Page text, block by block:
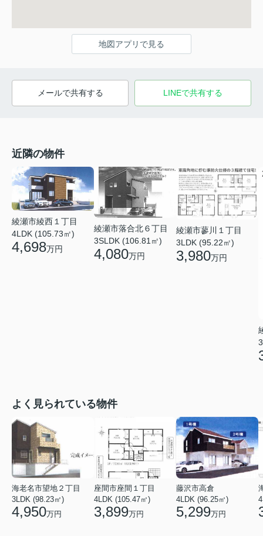
地図アプリで見る
メールで共有する LINEで共有する
近隣の物件
綾瀬市綾西１丁目
4LDK (105.73㎡)
4,698万円
綾瀬市落合北６丁目
3SLDK (106.81㎡)
4,080万円
綾瀬市蓼川１丁目
3LDK (95.22㎡)
3,980万円
よく見られている物件
海老名市望地２丁目
3LDK (98.23㎡)
4,950万円
座間市座間１丁目
4LDK (105.47㎡)
3,899万円
藤沢市高倉
4LDK (96.25㎡)
5,299万円